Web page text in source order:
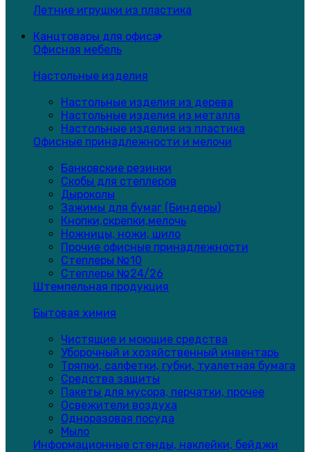
Летние игрушки из пластика
Канцтовары для офиса
Офисная мебель
Настольные изделия
Настольные изделия из дерева
Настольные изделия из металла
Настольные изделия из пластика
Офисные принадлежности и мелочи
Банковские резинки
Скобы для степлеров
Дыроколы
Зажимы для бумаг (Биндеры)
Кнопки,скрепки,мелочь
Ножницы, ножи, шило
Прочие офисные принадлежности
Степлеры №10
Степлеры №24/26
Штемпельная продукция
Бытовая химия
Чистящие и моющие средства
Уборочный и хозяйственный инвентарь
Тряпки, салфетки, губки, туалетная бумага
Средства защиты
Пакеты для мусора, перчатки, прочее
Освежители воздуха
Одноразовая посуда
Мыло
Информационные стенды, наклейки, бейджи